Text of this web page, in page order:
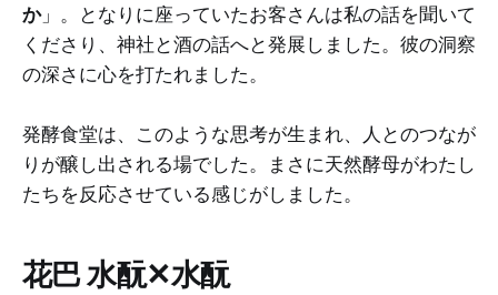
か」。となりに座っていたお客さんは私の話を聞いて
くださり、神社と酒の話へと発展しました。彼の洞察
の深さに心を打たれました。
発酵食堂は、このような思考が生まれ、人とのつなが
りが醸し出される場でした。まさに天然酵母がわたし
たちを反応させている感じがしました。
花巴 水酛✕水酛